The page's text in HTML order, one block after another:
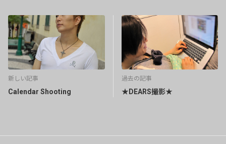
新しい記事
Calendar Shooting
過去の記事
★DEARS撮影★